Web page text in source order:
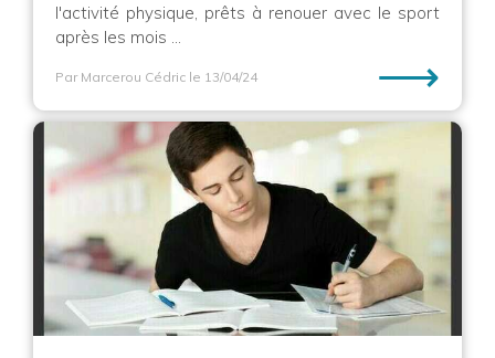
l'activité physique, prêts à renouer avec le sport
après les mois ...
Par Marcerou Cédric le 13/04/24 ⟶